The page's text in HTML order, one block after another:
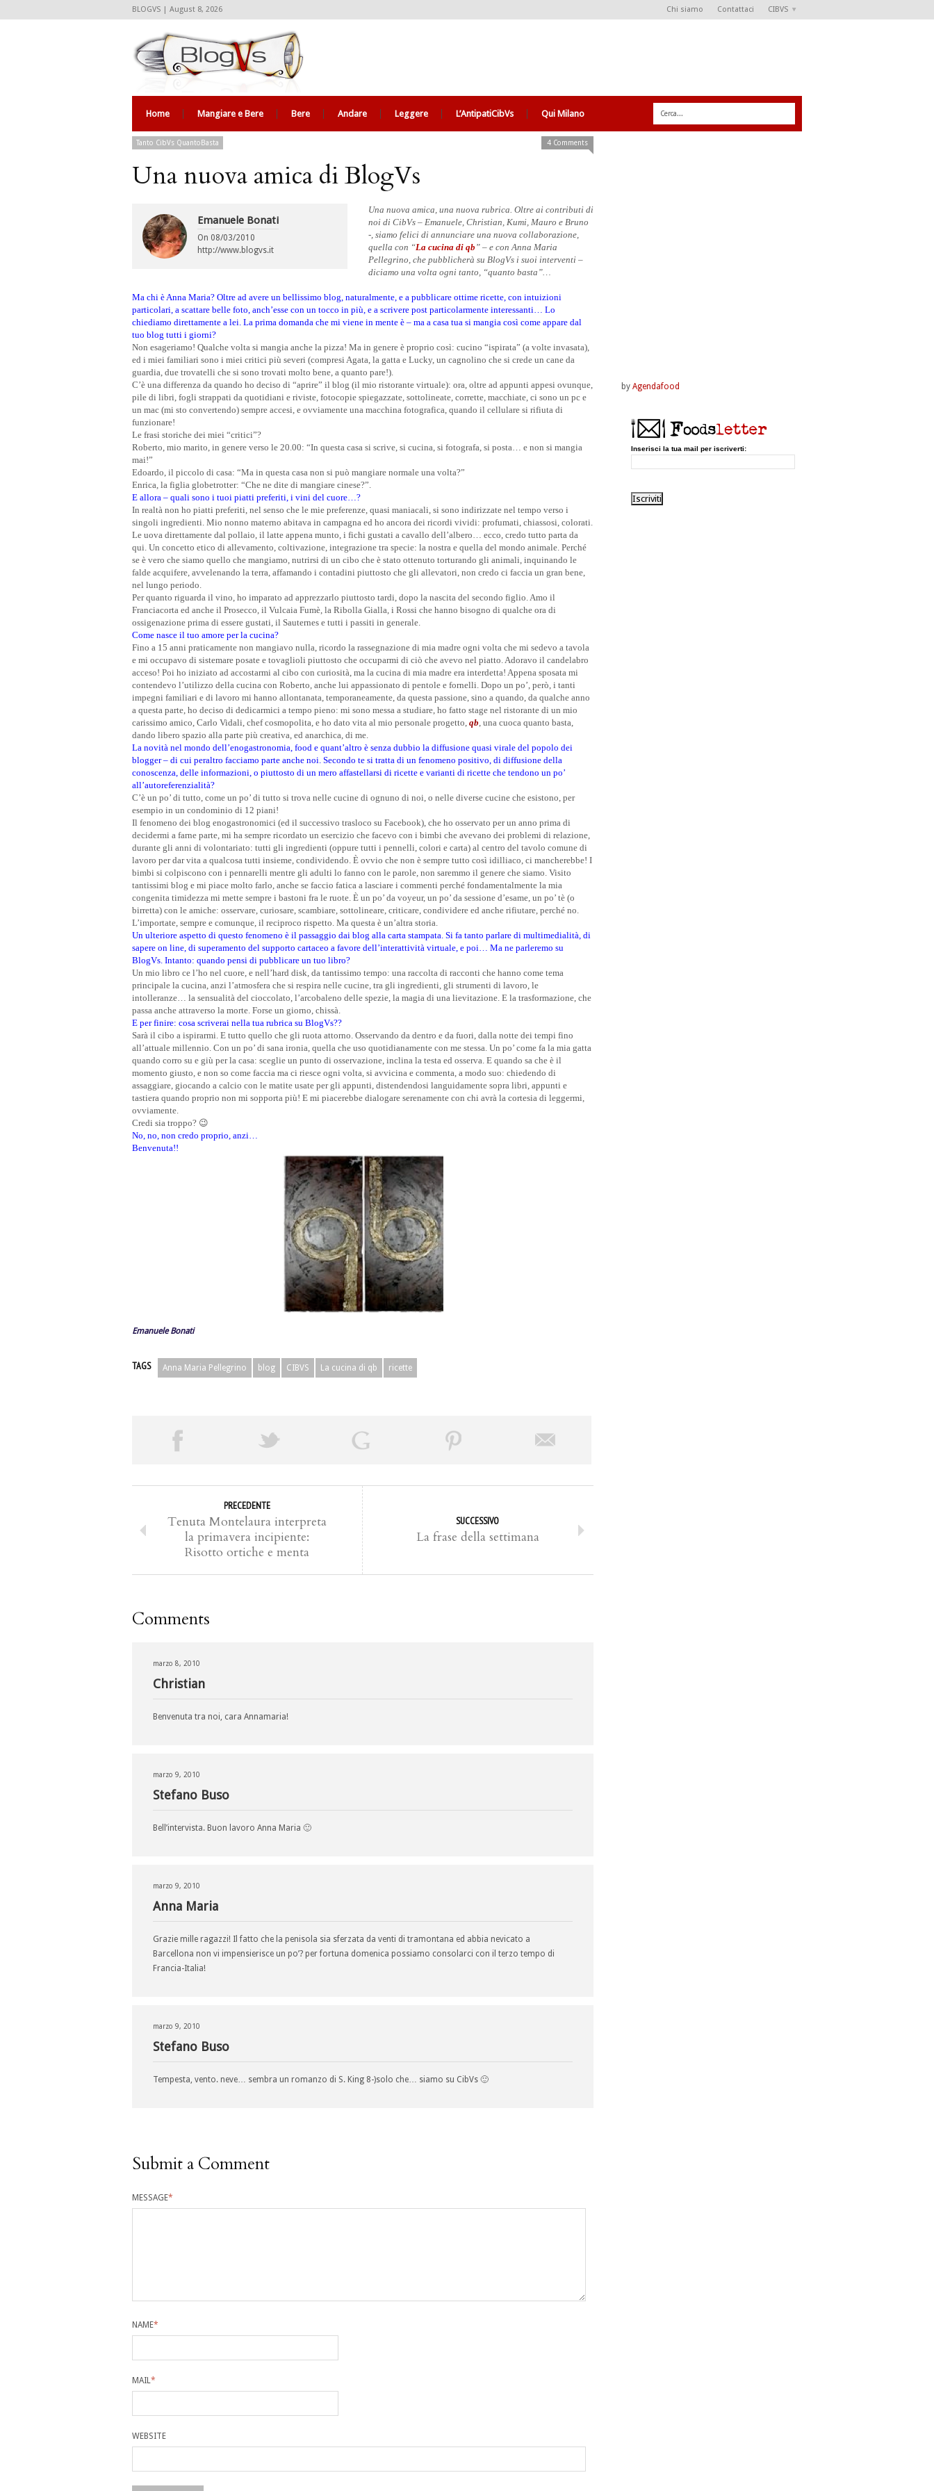
BLOGVS | August 8, 2026 Chi siamo Contattaci CIBVS
Home Mangiare e Bere Bere Andare Leggere L’AntipatiCibVs Qui Milano
Tanto CibVs QuantoBasta 4 Comments
Una nuova amica di BlogVs
Emanuele Bonati
On 08/03/2010
http://www.blogvs.it
Una nuova amica, una nuova rubrica. Oltre ai contributi di
noi di CibVs – Emanuele, Christian, Kumi, Mauro e Bruno
-, siamo felici di annunciare una nuova collaborazione,
quella con “La cucina di qb ” – e con Anna Maria
Pellegrino, che pubblicherà su BlogVs i suoi interventi –
diciamo una volta ogni tanto, “quanto basta”…
Ma chi è Anna Maria? Oltre ad avere un bellissimo blog, naturalmente, e a pubblicare ottime ricette, con intuizioni
particolari, a scattare belle foto, anch’esse con un tocco in più, e a scrivere post particolarmente interessanti… Lo
chiediamo direttamente a lei. La prima domanda che mi viene in mente è – ma a casa tua si mangia così come appare dal
tuo blog tutti i giorni?
Non esageriamo! Qualche volta si mangia anche la pizza! Ma in genere è proprio così: cucino “ispirata” (a volte invasata),
ed i miei familiari sono i miei critici più severi (compresi Agata, la gatta e Lucky, un cagnolino che si crede un cane da
guardia, due trovatelli che si sono trovati molto bene, a quanto pare!).
C’è una differenza da quando ho deciso di “aprire” il blog (il mio ristorante virtuale): ora, oltre ad appunti appesi ovunque,
pile di libri, fogli strappati da quotidiani e riviste, fotocopie spiegazzate, sottolineate, corrette, macchiate, ci sono un pc e
un mac (mi sto convertendo) sempre accesi, e ovviamente una macchina fotografica, quando il cellulare si rifiuta di
funzionare!
Le frasi storiche dei miei “critici”?
Roberto, mio marito, in genere verso le 20.00: “In questa casa si scrive, si cucina, si fotografa, si posta… e non si mangia
mai!”
Edoardo, il piccolo di casa: “Ma in questa casa non si può mangiare normale una volta?”
Enrica, la figlia globetrotter: “Che ne dite di mangiare cinese?”.
E allora – quali sono i tuoi piatti preferiti, i vini del cuore…?
In realtà non ho piatti preferiti, nel senso che le mie preferenze, quasi maniacali, si sono indirizzate nel tempo verso i
singoli ingredienti. Mio nonno materno abitava in campagna ed ho ancora dei ricordi vividi: profumati, chiassosi, colorati.
Le uova direttamente dal pollaio, il latte appena munto, i fichi gustati a cavallo dell’albero… ecco, credo tutto parta da
qui. Un concetto etico di allevamento, coltivazione, integrazione tra specie: la nostra e quella del mondo animale. Perché
se è vero che siamo quello che mangiamo, nutrirsi di un cibo che è stato ottenuto torturando gli animali, inquinando le
falde acquifere, avvelenando la terra, affamando i contadini piuttosto che gli allevatori, non credo ci faccia un gran bene,
nel lungo periodo.
Per quanto riguarda il vino, ho imparato ad apprezzarlo piuttosto tardi, dopo la nascita del secondo figlio. Amo il
Franciacorta ed anche il Prosecco, il Vulcaia Fumè, la Ribolla Gialla, i Rossi che hanno bisogno di qualche ora di
ossigenazione prima di essere gustati, il Sauternes e tutti i passiti in generale.
Come nasce il tuo amore per la cucina?
Fino a 15 anni praticamente non mangiavo nulla, ricordo la rassegnazione di mia madre ogni volta che mi sedevo a tavola
e mi occupavo di sistemare posate e tovaglioli piuttosto che occuparmi di ciò che avevo nel piatto. Adoravo il candelabro
acceso! Poi ho iniziato ad accostarmi al cibo con curiosità, ma la cucina di mia madre era interdetta! Appena sposata mi
contendevo l’utilizzo della cucina con Roberto, anche lui appassionato di pentole e fornelli. Dopo un po’, però, i tanti
impegni familiari e di lavoro mi hanno allontanata, temporaneamente, da questa passione, sino a quando, da qualche anno
a questa parte, ho deciso di dedicarmici a tempo pieno: mi sono messa a studiare, ho fatto stage nel ristorante di un mio
carissimo amico, Carlo Vidali, chef cosmopolita, e ho dato vita al mio personale progetto, qb, una cuoca quanto basta,
dando libero spazio alla parte più creativa, ed anarchica, di me.
La novità nel mondo dell’enogastronomia, food e quant’altro è senza dubbio la diffusione quasi virale del popolo dei
blogger – di cui peraltro facciamo parte anche noi. Secondo te si tratta di un fenomeno positivo, di diffusione della
conoscenza, delle informazioni, o piuttosto di un mero affastellarsi di ricette e varianti di ricette che tendono un po’
all’autoreferenzialità?
C’è un po’ di tutto, come un po’ di tutto si trova nelle cucine di ognuno di noi, o nelle diverse cucine che esistono, per
esempio in un condominio di 12 piani!
Il fenomeno dei blog enogastronomici (ed il successivo trasloco su Facebook), che ho osservato per un anno prima di
decidermi a farne parte, mi ha sempre ricordato un esercizio che facevo con i bimbi che avevano dei problemi di relazione,
durante gli anni di volontariato: tutti gli ingredienti (oppure tutti i pennelli, colori e carta) al centro del tavolo comune di
lavoro per dar vita a qualcosa tutti insieme, condividendo. È ovvio che non è sempre tutto così idilliaco, ci mancherebbe! I
bimbi si colpiscono con i pennarelli mentre gli adulti lo fanno con le parole, non saremmo il genere che siamo. Visito
tantissimi blog e mi piace molto farlo, anche se faccio fatica a lasciare i commenti perché fondamentalmente la mia
congenita timidezza mi mette sempre i bastoni fra le ruote. È un po’ da voyeur, un po’ da sessione d’esame, un po’ tè (o
birretta) con le amiche: osservare, curiosare, scambiare, sottolineare, criticare, condividere ed anche rifiutare, perché no.
L’importate, sempre e comunque, il reciproco rispetto. Ma questa è un’altra storia.
Un ulteriore aspetto di questo fenomeno è il passaggio dai blog alla carta stampata. Si fa tanto parlare di multimedialità, di
sapere on line, di superamento del supporto cartaceo a favore dell’interattività virtuale, e poi… Ma ne parleremo su
BlogVs. Intanto: quando pensi di pubblicare un tuo libro?
Un mio libro ce l’ho nel cuore, e nell’hard disk, da tantissimo tempo: una raccolta di racconti che hanno come tema
principale la cucina, anzi l’atmosfera che si respira nelle cucine, tra gli ingredienti, gli strumenti di lavoro, le
intolleranze… la sensualità del cioccolato, l’arcobaleno delle spezie, la magia di una lievitazione. E la trasformazione, che
passa anche attraverso la morte. Forse un giorno, chissà.
E per finire: cosa scriverai nella tua rubrica su BlogVs??
Sarà il cibo a ispirarmi. E tutto quello che gli ruota attorno. Osservando da dentro e da fuori, dalla notte dei tempi fino
all’attuale millennio. Con un po’ di sana ironia, quella che uso quotidianamente con me stessa. Un po’ come fa la mia gatta
quando corro su e giù per la casa: sceglie un punto di osservazione, inclina la testa ed osserva. E quando sa che è il
momento giusto, e non so come faccia ma ci riesce ogni volta, si avvicina e commenta, a modo suo: chiedendo di
assaggiare, giocando a calcio con le matite usate per gli appunti, distendendosi languidamente sopra libri, appunti e
tastiera quando proprio non mi sopporta più! E mi piacerebbe dialogare serenamente con chi avrà la cortesia di leggermi,
ovviamente.
Credi sia troppo? 😉
No, no, non credo proprio, anzi…
Benvenuta!!
Emanuele Bonati
TAGS Anna Maria Pellegrino blog CIBVS La cucina di qb ricette
PRECEDENTE
Tenuta Montelaura interpreta
la primavera incipiente:
Risotto ortiche e menta
SUCCESSIVO
La frase della settimana
Comments
marzo 8, 2010
Christian
Benvenuta tra noi, cara Annamaria!
marzo 9, 2010
Stefano Buso
Bell’intervista. Buon lavoro Anna Maria 🙂
marzo 9, 2010
Anna Maria
Grazie mille ragazzi! Il fatto che la penisola sia sferzata da venti di tramontana ed abbia nevicato a
Barcellona non vi impensierisce un po’? per fortuna domenica possiamo consolarci con il terzo tempo di
Francia-Italia!
marzo 9, 2010
Stefano Buso
Tempesta, vento. neve… sembra un romanzo di S. King 8-)solo che… siamo su CibVs 🙂
Submit a Comment
MESSAGE*
NAME*
MAIL*
WEBSITE
by Agendafood
Inserisci la tua mail per iscriverti: